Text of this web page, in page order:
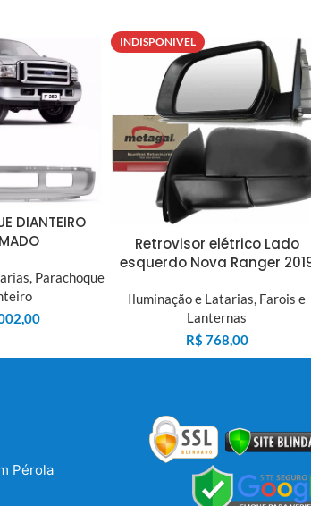
DIANTEIRO
, Parachoque
INDISPONIVEL
Retrovisor elétrico Lado
esquerdo Nova Ranger
Iluminação e Latarias, Farois e
Lanternas
R$ 768,00
Pérola